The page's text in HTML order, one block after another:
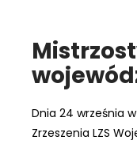
Dnia 24 września
Zrzeszenia LZS